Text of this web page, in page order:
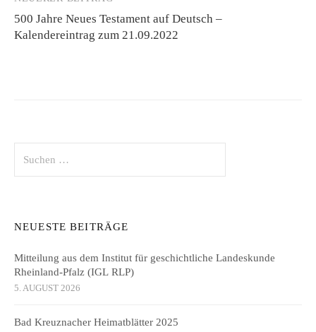
500 Jahre Neues Testament auf Deutsch –
Kalendereintrag zum 21.09.2022
nach:
NEUESTE BEITRÄGE
Mitteilung aus dem Institut für geschichtliche Landeskunde
Rheinland-Pfalz (IGL RLP)
5. AUGUST 2026
Bad Kreuznacher Heimatblätter 2025